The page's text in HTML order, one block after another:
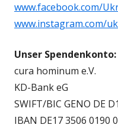
www.facebook.com/
www.instagram.com/
Unser Spendenkonto:
cura hominum e.V.
KD-Bank eG
SWIFT/BIC GENO DE
IBAN DE17 3506 0190